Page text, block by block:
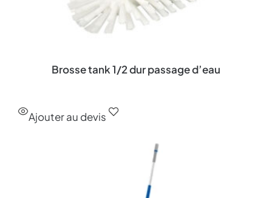
Brosse tank 1/2 dur passage d’eau
Ajouter au devis